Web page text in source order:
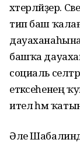
хәтерләйҙер.
тип баш
дауаханаһына
башҡа
социаль
етәксеһенең
ителә һәм
Әле